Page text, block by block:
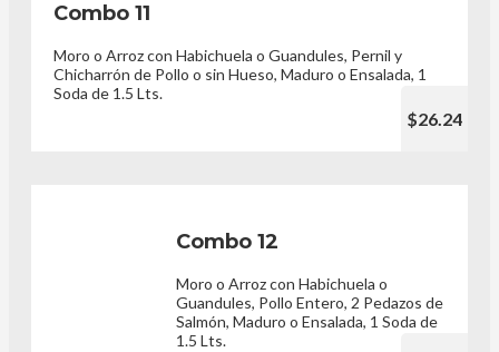
Combo 11
Moro o Arroz con Habichuela o Guandules, Pernil y
Chicharrón de Pollo o sin Hueso, Maduro o Ensalada, 1
Soda de 1.5 Lts.
$26.24
Combo 12
Moro o Arroz con Habichuela o
Guandules, Pollo Entero, 2 Pedazos de
Salmón, Maduro o Ensalada, 1 Soda de
1.5 Lts.